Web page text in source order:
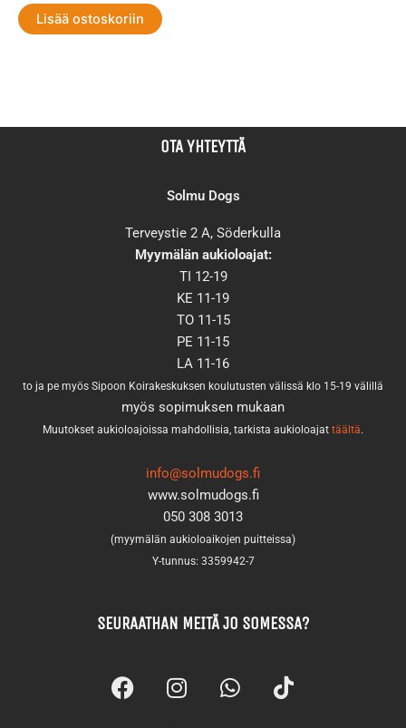
Lisää ostoskoriin
OTA YHTEYTTÄ
Solmu Dogs
Terveystie 2 A, Söderkulla
Myymälän aukioloajat:
TI 12-19
KE 11-19
TO 11-15
PE 11-15
LA 11-16
to ja pe myös Sipoon Koirakeskuksen koulutusten välissä klo 15-19 välillä
myös sopimuksen mukaan
Muutokset aukioloajoissa mahdollisia, tarkista aukioloajat täältä.
info@solmudogs.fi
www.solmudogs.fi
050 308 3013
(myymälän aukioloaikojen puitteissa)
Y-tunnus: 3359942-7
SEURAATHAN MEITÄ JO SOMESSA?
F
a
I
n
W
h
T
i